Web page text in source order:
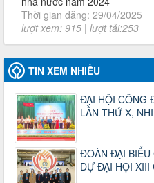
2930/TLĐ-TC
Công văn số 2930/TLĐ-TC,
LĐLĐ Việt Nam về việc quy
KPCĐ 2% qua tài khoản
Công đoàn năm 2025
Thời gian đăng: 06/01/2025
47-TTCĐ/BTGTU
Thông tin chuyên đề: Một số
máy của hệ thống chính trị
quả
Thời gian đăng: 25/12/2024
lượt xem: 1221 | lượt tải:339
TIN XEM NHIỀU
ĐẠI HỘI CÔNG
LẦN THỨ X,
ĐOÀN ĐẠI BIỂU
DỰ ĐẠI HỘI XIII